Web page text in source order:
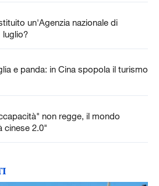
un'Agenzia nazionale di
luglio?
e panda: in Cina spopola il turismo
non regge, il mondo
cinese 2.0"